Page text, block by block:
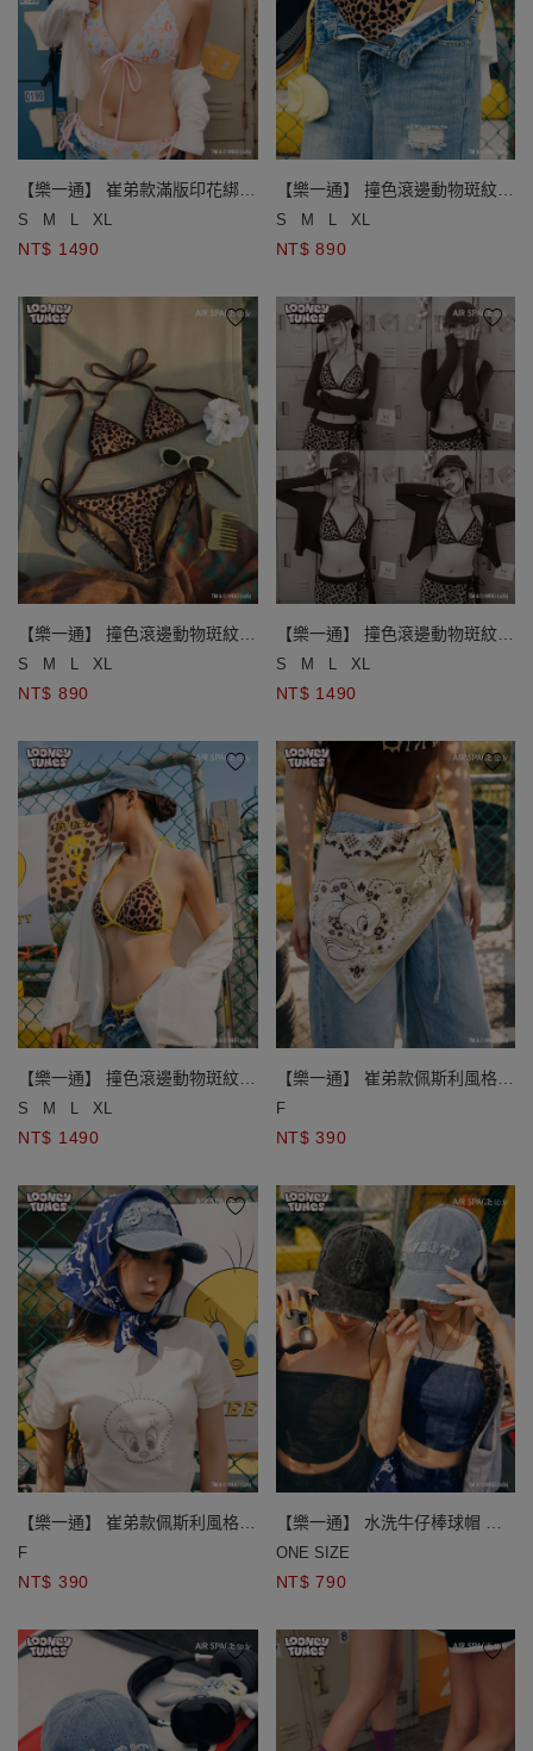
【樂一通】 崔弟款滿版印花綁帶
比基尼
S M L XL
NT$ 1490
【樂一通】 撞色滾邊動物斑紋雙
綁帶泳褲
S M L XL
NT$ 890
【樂一通】 撞色滾邊動物斑紋雙
綁帶泳褲
S M L XL
NT$ 890
【樂一通】 撞色滾邊動物斑紋比
基尼
S M L XL
NT$ 1490
【樂一通】 撞色滾邊動物斑紋比
基尼
S M L XL
NT$ 1490
【樂一通】 崔弟款佩斯利風格絲
巾
F
NT$ 390
【樂一通】 崔弟款佩斯利風格絲
巾
F
NT$ 390
【樂一通】 水洗牛仔棒球帽 抽
鬚貼布繡款/貼鑽款
ONE SIZE
NT$ 790